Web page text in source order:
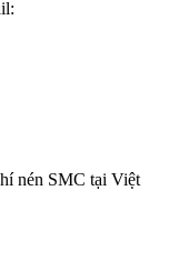
nén SMC tại Việt